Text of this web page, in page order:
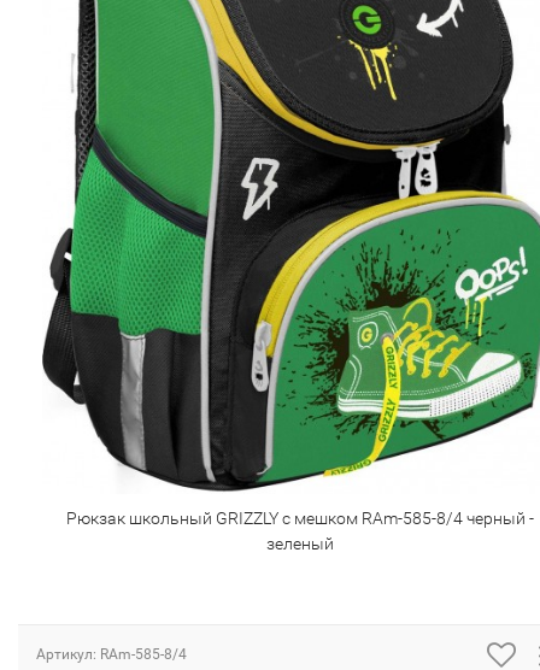
Рюкзак школьный GRIZZLY с мешком RAm-585-8/4 черный -
зеленый
Артикул: RAm-585-8/4